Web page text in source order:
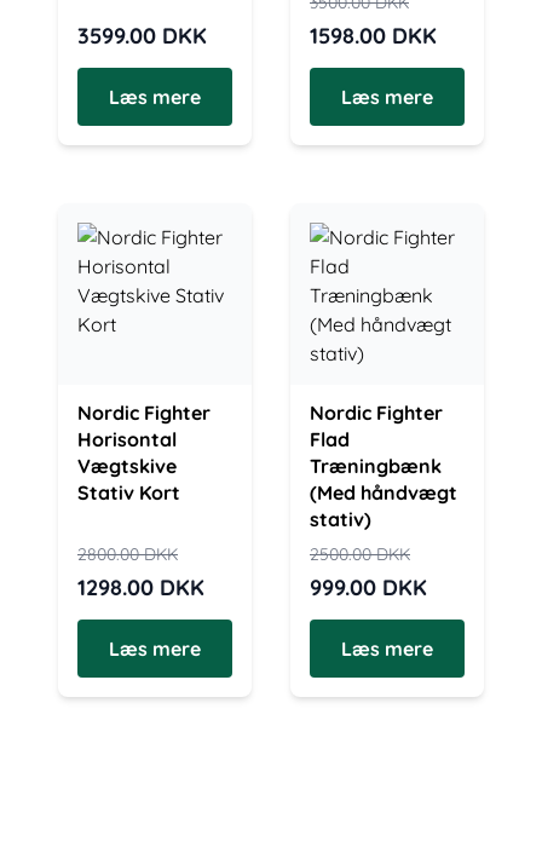
3599.00 DKK
Læs mere
1598.00 DKK
Læs mere
Nordic Fighter
Horisontal
Vægtskive
Stativ Kort
2800.00DKK
1298.00 DKK
Læs mere
Nordic Fighter
Flad
Træningbænk
(Med håndvægt
stativ)
2500.00DKK
999.00 DKK
Læs mere